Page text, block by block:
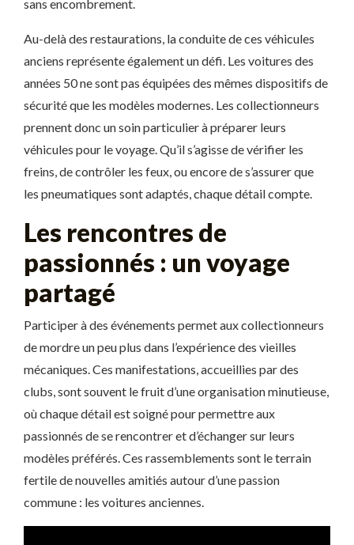
sans encombrement.
Au-delà des restaurations, la conduite de ces véhicules
anciens représente également un défi. Les voitures des
années 50 ne sont pas équipées des mêmes dispositifs de
sécurité que les modèles modernes. Les collectionneurs
prennent donc un soin particulier à préparer leurs
véhicules pour le voyage. Qu’il s’agisse de vérifier les
freins, de contrôler les feux, ou encore de s’assurer que
les pneumatiques sont adaptés, chaque détail compte.
Les rencontres de
passionnés : un voyage
partagé
Participer à des événements permet aux collectionneurs
de mordre un peu plus dans l’expérience des vieilles
mécaniques. Ces manifestations, accueillies par des
clubs, sont souvent le fruit d’une organisation minutieuse,
où chaque détail est soigné pour permettre aux
passionnés de se rencontrer et d’échanger sur leurs
modèles préférés. Ces rassemblements sont le terrain
fertile de nouvelles amitiés autour d’une passion
commune : les voitures anciennes.